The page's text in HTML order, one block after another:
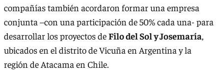
compañías también acordaron formar una empresa
conjunta –con una participación de 50% cada una- para
desarrollar los proyectos deFilo del Sol y Josemaría,
ubicados en el distrito de Vicuña en Argentina y la
región de Atacama en Chile.